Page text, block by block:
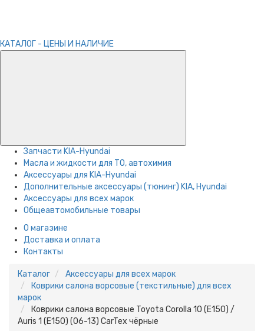
КАТАЛОГ - ЦЕНЫ И НАЛИЧИЕ
Запчасти KIA-Hyundai
Масла и жидкости для ТО, автохимия
Аксессуары для KIA-Hyundai
Дополнительные аксессуары (тюнинг) KIA, Hyundai
Аксессуары для всех марок
Общеавтомобильные товары
О магазине
Доставка и оплата
Контакты
Каталог
Аксессуары для всех марок
Коврики салона ворсовые (текстильные) для всех
марок
Коврики салона ворсовые Toyota Corolla 10 (E150) /
Auris 1 (E150) (06-13) CarTex чёрные